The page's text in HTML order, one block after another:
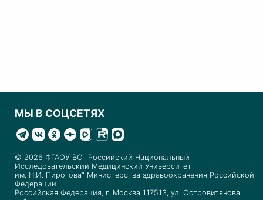
МЫ В СОЦСЕТЯХ
© 2026 ФГАОУ ВО "Российский Национальный
Исследовательский Медицинский Университет
им. Н.И. Пирогова" Министерства здравоохранения Российской
Федерации
Российская Федерация, г. Москва 117513, ул. Островитянова